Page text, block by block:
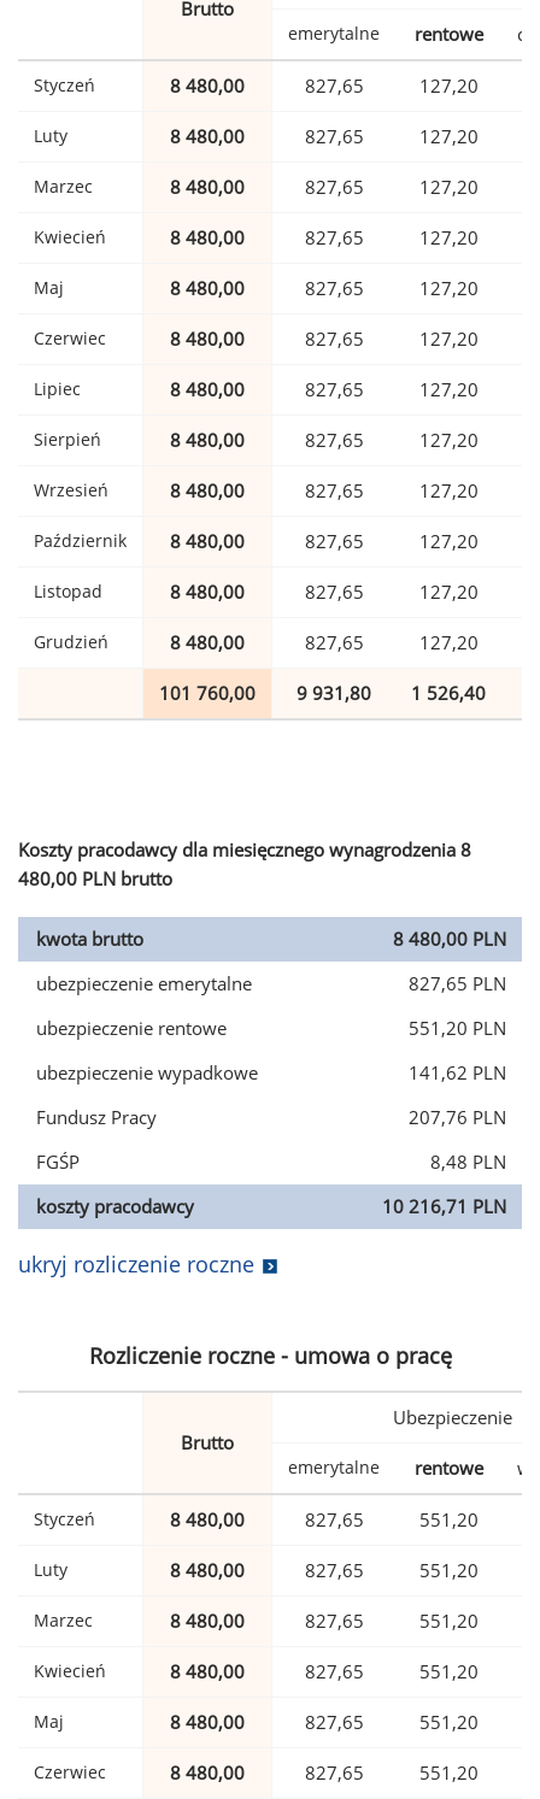
Brutto
emerytalne rentowe
Styczeń 8 480,00 827,65 127,20
Luty 8 480,00 827,65 127,20
Marzec 8 480,00 827,65 127,20
Kwiecień 8 480,00 827,65 127,20
Maj 8 480,00 827,65 127,20
Czerwiec 8 480,00 827,65 127,20
Lipiec 8 480,00 827,65 127,20
Sierpień 8 480,00 827,65 127,20
Wrzesień 8 480,00 827,65 127,20
Październik 8 480,00 827,65 127,20
Listopad 8 480,00 827,65 127,20
Grudzień 8 480,00 827,65 127,20
101 760,00 9 931,80 1 526,40
Koszty pracodawcy dla miesięcznego wynagrodzenia 8
480,00 PLN brutto
kwota brutto
8 480,00 PLN
ubezpieczenie emerytalne
827,65 PLN
ubezpieczenie rentowe
551,20 PLN
ubezpieczenie wypadkowe
141,62 PLN
Fundusz Pracy
207,76 PLN
FGŚP
8,48 PLN
koszty pracodawcy
10 216,71 PLN
ukryj rozliczenie roczne
Rozliczenie roczne - umowa o pracę
Brutto
Ubezpieczenie
emerytalne rentowe
Styczeń 8 480,00 827,65 551,20
Luty 8 480,00 827,65 551,20
Marzec 8 480,00 827,65 551,20
Kwiecień 8 480,00 827,65 551,20
Maj 8 480,00 827,65 551,20
Czerwiec 8 480,00 827,65 551,20